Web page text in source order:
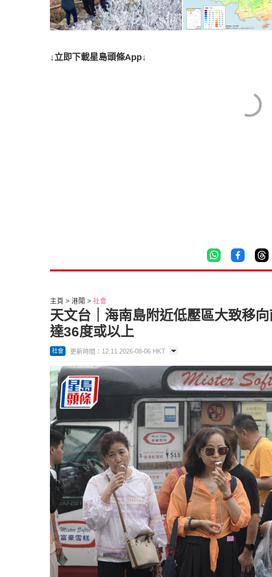
↓立即下載星島頭條App↓
主頁 港聞 社會
天文台｜海南島附近低壓區大致移
達36度或以上
社會 更新時間：12:11 2026-08-06 HKT